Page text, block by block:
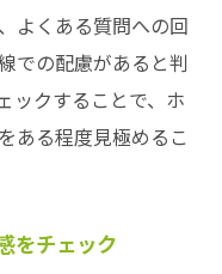
に注目を
費用リスクを抑
を比較するコツ
よくある質問への回
での配慮があると判
ックすることで、ホ
ある程度見極めるこ
をチェック